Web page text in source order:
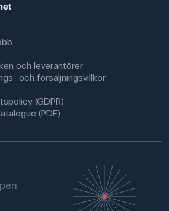
och leverantörer
och försäljningsvillkor
(GDPR)
(PDF)